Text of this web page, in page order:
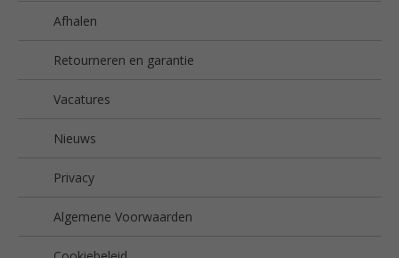
Afhalen
Retourneren en garantie
Vacatures
Nieuws
Privacy
Algemene Voorwaarden